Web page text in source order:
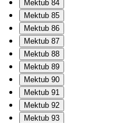
Mektub 84
Mektub 85
Mektub 86
Mektub 87
Mektub 88
Mektub 89
Mektub 90
Mektub 91
Mektub 92
Mektub 93